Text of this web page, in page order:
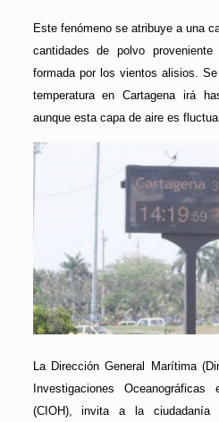
Este fenómeno se atribuye a una
cantidades de polvo
formada por los vientos alisios.
temperatura en Cartagena irá
aunque esta capa de aire es
La Dirección General Marítima
Investigaciones
(CIOH), invita a la ciudadanía